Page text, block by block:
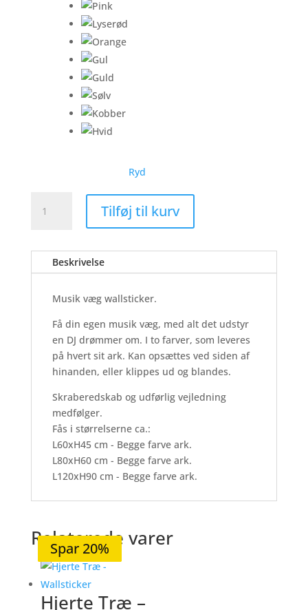
Ryd
Væg
antal
Tilføj til kurv
Beskrivelse
Musik væg wallsticker.
Få din egen musik væg, med alt det udstyr
en DJ drømmer om. I to farver, som leveres
på hvert sit ark. Kan opsættes ved siden af
hinanden, eller klippes ud og blandes.
Skraberedskab og udførlig vejledning
medfølger.
Fås i størrelserne ca.:
L60xH45 cm - Begge farve ark.
L80xH60 cm - Begge farve ark.
L120xH90 cm - Begge farve ark.
Relaterede varer
Spar 20%
Hjerte Træ –
Spar 20%
Spar 20%
Spar 20%
Spar 20%